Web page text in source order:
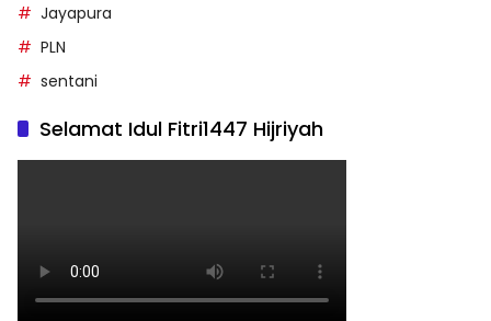
Jayapura
PLN
sentani
Selamat Idul Fitri1447 Hijriyah